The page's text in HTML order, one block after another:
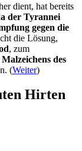
dient, hat bereits
der Tyrannei
gegen die
die Lösung,
, zum
des
(Weiter)
Hirten